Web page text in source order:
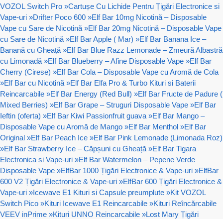
VOZOL Switch Pro »Cartușe Cu Lichide Pentru Țigări Electronice si
Vape-uri »Drifter Poco 600 »Elf Bar 10mg Nicotină – Disposable
Vape cu Sare de Nicotină »Elf Bar 20mg Nicotină – Disposable Vape
cu Sare de Nicotină »Elf Bar Apple ( Mar) »Elf Bar Banana Ice –
Banană cu Gheață »Elf Bar Blue Razz Lemonade – Zmeură Albastră
cu Limonadă »Elf Bar Blueberry – Afine Disposable Vape »Elf Bar
Cherry (Cirese) »Elf Bar Cola – Disposable Vape cu Aromă de Cola
»Elf Bar cu Nicotină »Elf Bar Elfa Pro & Turbo Kituri si Baterii
Reincarcabile »Elf Bar Energy (Red Bull) »Elf Bar Fructe de Padure (
Mixed Berries) »Elf Bar Grape – Struguri Disposable Vape »Elf Bar
Ieftin (oferta) »Elf Bar Kiwi Passionfruit guava »Elf Bar Mango –
Disposable Vape cu Aromă de Mango »Elf Bar Menthol »Elf Bar
Original »Elf Bar Peach Ice »Elf Bar Pink Lemonade (Limonada Roz)
»Elf Bar Strawberry Ice – Căpșuni cu Gheață »Elf Bar Tigara
Electronica si Vape-uri »Elf Bar Watermelon – Pepene Verde
Disposable Vape »ElfBar 1000 Țigări Electronice & Vape-uri »ElfBar
600 V2 Țigări Electronice & Vape-uri »ElfBar 600 Țigări Electronice &
Vape-uri »Icewave E1 Kituri si Capsule preumplute »Kit VOZOL
Switch Pico »Kituri Icewave E1 Reincarcabile »Kituri Reîncărcabile
VEEV inPrime »Kituri UNNO Reincarcabile »Lost Mary Țigări